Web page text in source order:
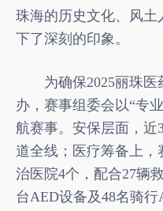
珠海的历史文化、风土
下了深刻的印象。
为确保2025丽珠
办，赛事组委会以“专
航赛事。安保层面，近
道全线；医疗筹备上，
治医院4个，配合27辆
台AED设备及48名骑